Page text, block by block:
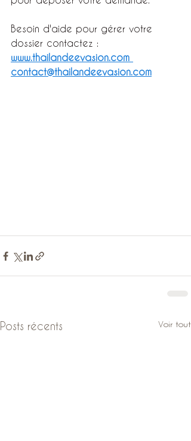
Besoin d'aide pour gérer votre
dossier contactez :
www.thailandeevasion.com
contact@thailandeevasion.com
Posts récents Voir tout